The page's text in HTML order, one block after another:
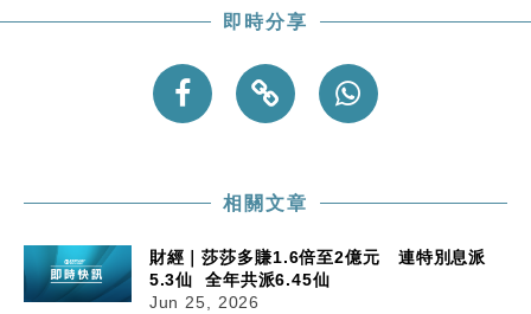
即時分享
相關文章
財經｜莎莎多賺1.6倍至2億元 連特別息派
5.3仙 全年共派6.45仙
Jun 25, 2026